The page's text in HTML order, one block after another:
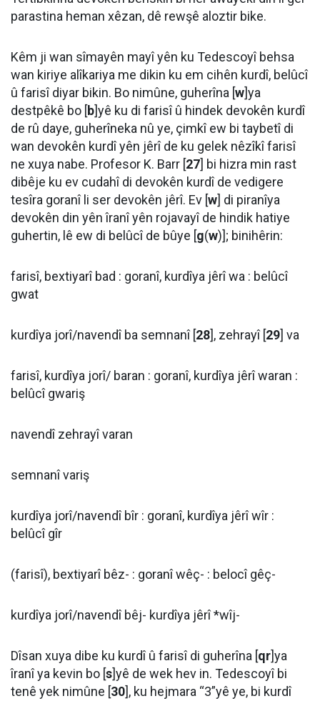
parastina heman xêzan, dê rewşê aloztir bike.
Kêm ji wan sîmayên mayî yên ku Tedescoyî behsa
wan kiriye alîkariya me dikin ku em cihên kurdî, belûcî
û farisî diyar bikin. Bo nimûne, guherîna [w]ya
destpêkê bo [b]yê ku di farisî û hindek devokên kurdî
de rû daye, guherîneka nû ye, çimkî ew bi taybetî di
wan devokên kurdî yên jêrî de ku gelek nêzîkî farisî
ne xuya nabe. Profesor K. Barr [27] bi hizra min rast
dibêje ku ev cudahî di devokên kurdî de vedigere
tesîra goranî li ser devokên jêrî. Ev [w] di piranîya
devokên din yên îranî yên rojavayî de hindik hatiye
guhertin, lê ew di belûcî de bûye [g(w)]; binihêrin:
farisî, bextiyarî bad : goranî, kurdîya jêrî wa : belûcî
gwat
kurdîya jorî/navendî ba semnanî [28], zehrayî [29] va
farisî, kurdîya jorî/ baran : goranî, kurdîya jêrî waran :
belûcî gwariş
navendî zehrayî varan
semnanî variş
kurdîya jorî/navendî bîr : goranî, kurdîya jêrî wîr :
belûcî gîr
(farisî), bextiyarî bêz- : goranî wêç- : belocî gêç-
kurdîya jorî/navendî bêj- kurdîya jêrî *wîj-
Dîsan xuya dibe ku kurdî û farisî di guherîna [qr]ya
îranî ya kevin bo [s]yê de wek hev in. Tedescoyî bi
tenê yek nimûne [30], ku hejmara “3”yê ye, bi kurdî